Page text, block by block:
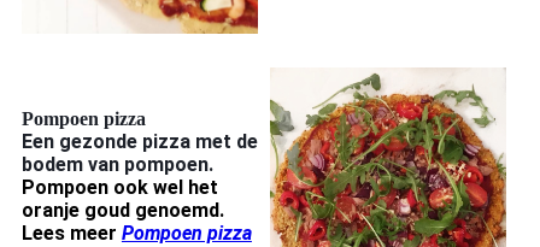
Pompoen pizza
Een gezonde pizza met de
bodem van pompoen.
Pompoen ook wel het
oranje goud genoemd.
Lees meer Pompoen pizza